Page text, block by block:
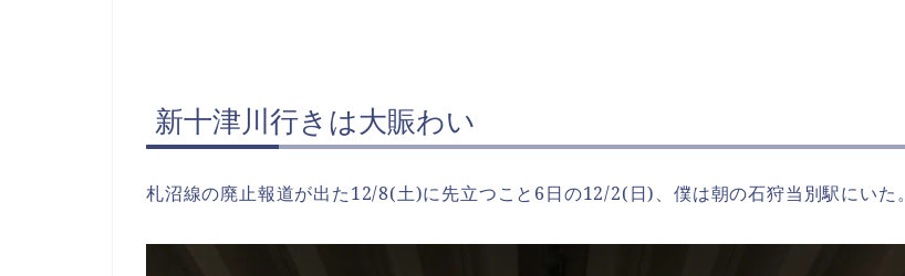
新十津川行きは大賑わい
札沼線の廃止報道が出た12/8(土)に先立つこと6日の12/2(日)、僕は朝の石狩当別駅にいた。